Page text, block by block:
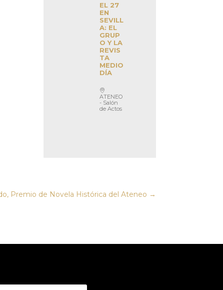
EL 27
EN
SEVILL
A: EL
GRUP
O Y LA
REVIS
TA
MEDIO
DÍA
ATENEO
- Salón
de Actos
Premio de Novela Histórica del Ateneo →